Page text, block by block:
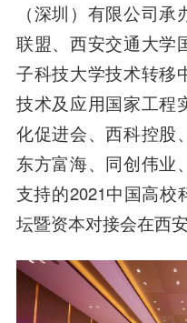
（深圳）有限公司
联盟、西安交通大学
子科技大学技术转移
技术及应用国家工程
化促进会、西科控股
东方富海、同创伟业
支持的2021中国高校
坛暨资本对接会在西